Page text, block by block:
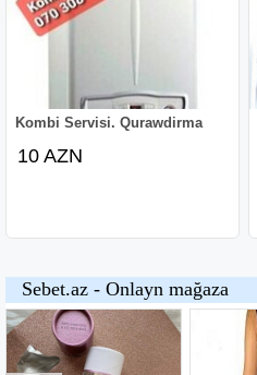
Kombi Servisi. Qurawdirma
10 AZN